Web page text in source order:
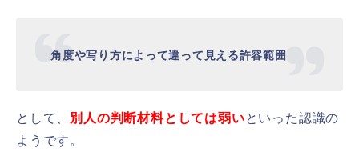
角度や写り方によって違って見える許容範囲
として、 別人の判断材料としては弱いといった認識の
ようです。